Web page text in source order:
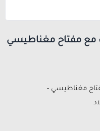
مع مفتاح مغناطيسي
مغناطيسي -